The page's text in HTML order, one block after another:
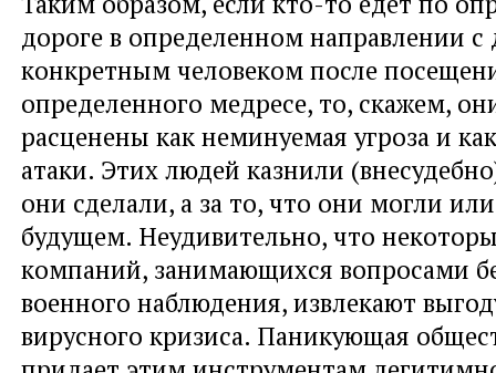
дороге в определенном направлении с
конкретным человеком после
определенного медресе, то, скажем,
расценены как неминуемая угроза и
атаки. Этих людей казнили
они сделали, а за то, что они могли
будущем. Неудивительно, что
компаний, занимающихся вопросами
военного наблюдения, извлекают
вирусного кризиса. Паникующая